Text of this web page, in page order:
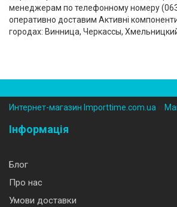
менеджерам по телефонному номеру
оперативно доставим Активні
городах: Винница, Черкассы,
Интернет-магазин Importtime.com.ua
Інформація
Блог
Про нас
Умови доставки